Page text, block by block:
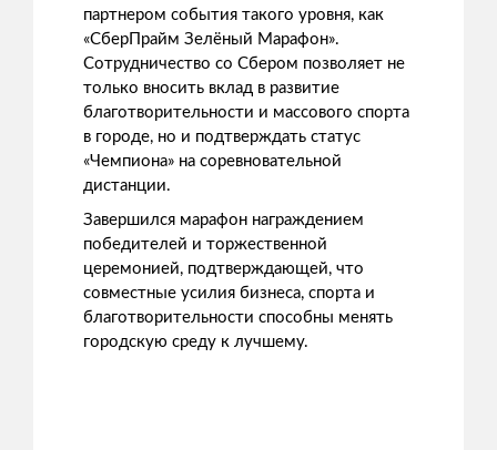
партнером события такого уровня, как
«СберПрайм Зелёный Марафон».
Сотрудничество со Сбером позволяет не
только вносить вклад в развитие
благотворительности и массового спорта
в городе, но и подтверждать статус
«Чемпиона» на соревновательной
дистанции.
Завершился марафон награждением
победителей и торжественной
церемонией, подтверждающей, что
совместные усилия бизнеса, спорта и
благотворительности способны менять
городскую среду к лучшему.